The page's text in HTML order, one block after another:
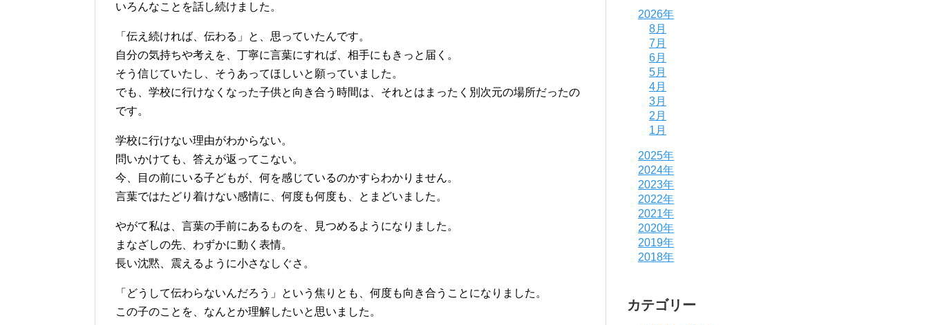
いろんなことを話し続けました。
「伝え続ければ、伝わる」と、思っていたんです。
自分の気持ちや考えを、丁寧に言葉にすれば、相手にもきっと届く。
そう信じていたし、そうあってほしいと願っていました。
でも、学校に行けなくなった子供と向き合う時間は、それとはまったく別次元の場所だったの
です。
学校に行けない理由がわからない。
問いかけても、答えが返ってこない。
今、目の前にいる子どもが、何を感じているのかすらわかりません。
言葉ではたどり着けない感情に、何度も何度も、とまどいました。
やがて私は、言葉の手前にあるものを、見つめるようになりました。
まなざしの先、わずかに動く表情。
長い沈黙、震えるように小さなしぐさ。
「どうして伝わらないんだろう」という焦りとも、何度も向き合うことになりました。
この子のことを、なんとか理解したいと思いました。
2026年
8月
7月
6月
5月
4月
3月
2月
1月
2025年
2024年
2023年
2022年
2021年
2020年
2019年
2018年
カテゴリー